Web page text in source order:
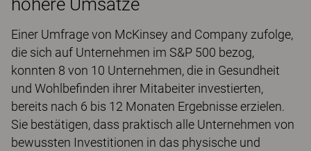
höhere Umsätze
Einer Umfrage von McKinsey and Company zufolge,
die sich auf Unternehmen im S&P 500 bezog,
konnten 8 von 10 Unternehmen, die in Gesundheit
und Wohlbefinden ihrer Mitabeiter investierten,
bereits nach 6 bis 12 Monaten Ergebnisse erzielen.
Sie bestätigen, dass praktisch alle Unternehmen von
bewussten Investitionen in das physische und